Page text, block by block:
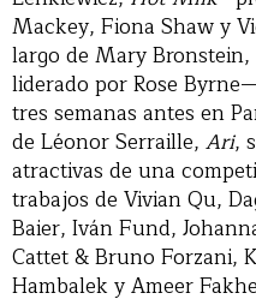
Mackey, Fiona Shaw y
largo de Mary Bronstein,
liderado por Rose
tres semanas antes en
de Léonor Serraille, Ari,
atractivas de una
trabajos de Vivian Qu,
Baier, Iván Fund,
Cattet & Bruno Forzani,
Hambalek y Ameer